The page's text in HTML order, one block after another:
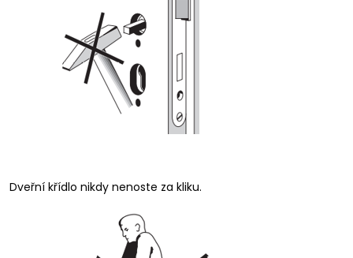
Dveřní křídlo nikdy nenoste za kliku.